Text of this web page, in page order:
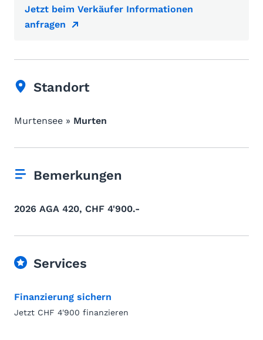
Jetzt beim Verkäufer Informationen
anfragen
Standort
Murtensee » Murten
Bemerkungen
2026 AGA 420, CHF 4'900.-
Services
Finanzierung sichern
Jetzt CHF 4'900 finanzieren